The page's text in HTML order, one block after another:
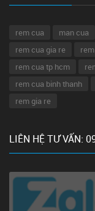
rem cua man cua
rem cua gia re
rem cua tp hcm
rem cua binh thanh
rem gia re
LIÊN HỆ TƯ VẤN: